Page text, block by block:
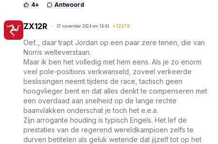
4+ Antwoord
ZX12R 07 november 2024 om 14:43 + 12270
Oef.., daar trapt Jordan op een paar zere tenen, die van
Norris welteverstaan.
Maar ik ben het volledig met hem eens. Als je zo enorm
veel pole-positions verkwanseld, zoveel verkeerde
beslissingen neemt tijdens de race, tactisch geen
hoogvlieger bent en dat alles denkt te compenseren met
een overdaad aan snelheid op de lange rechte
baanvlakken onderschat je toch het e.e.a.
Zijn arrogante houding is typisch Engels. Het lef de
prestaties van de regerend wereldkampioen zelfs te
durven betitelen als geluk wetende dat jijzelf tot op het